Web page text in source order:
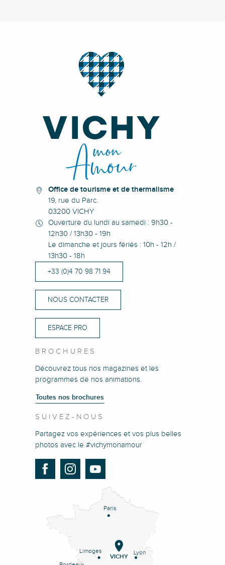
Office de tourisme et de thermalisme
19, rue du Parc.
03200 VICHY
Ouverture du lundi au samedi : 9h30 -
12h30 / 13h30 - 19h
Le dimanche et jours fériés : 10h - 12h /
13h30 - 18h
+33 (0)4 70 98 71 94
NOUS CONTACTER
ESPACE PRO
BROCHURES
Découvrez tous nos magazines et les
programmes de nos animations.
Toutes nos brochures
SUIVEZ-NOUS
Partagez vos expériences et vos plus belles
photos avec le #vichymonamour
Paris
Lyon
Limoges
VICHY